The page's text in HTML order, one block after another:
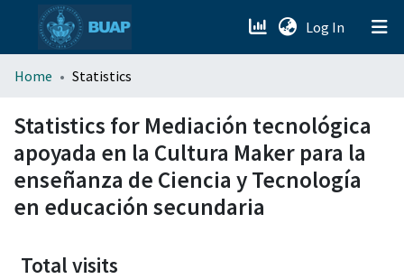
Log In (current)
menu.section.about_menu
All of DSpace
Home Statistics
Statistics for Mediación tecnológica
apoyada en la Cultura Maker para la
enseñanza de Ciencia y Tecnología
en educación secundaria
Total visits